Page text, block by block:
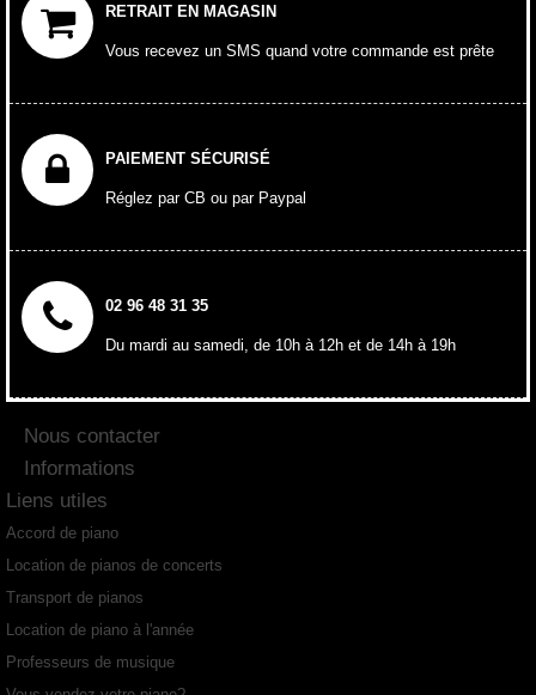
RETRAIT EN MAGASIN
Vous recevez un SMS quand votre commande est prête
PAIEMENT SÉCURISÉ
Réglez par CB ou par Paypal
02 96 48 31 35
Du mardi au samedi, de 10h à 12h et de 14h à 19h
Nous contacter
Informations
Liens utiles
Accord de piano
Location de pianos de concerts
Transport de pianos
Location de piano à l'année
Professeurs de musique